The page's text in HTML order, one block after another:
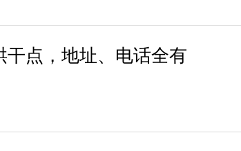
点，地址、电话全有